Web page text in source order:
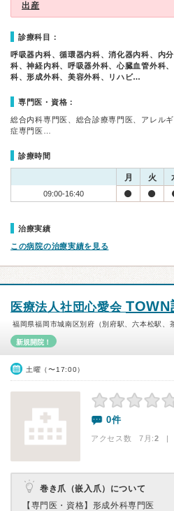
出産
診療科目：
呼吸器内科、循環器内科、消化器内科、内
科、神経内科、呼吸器外科、心臓血管外科
科、形成外科、美容外科、リハビ…
専門医・資格：
総合内科専門医、総合診療専門医、アレル
症専門医…
診療時間
月 火
09:00-16:40
治療実績
この病院の治療実績を見る
医療法人社団心愛会 TOWN
福岡県福岡市城南区別府（別府駅、六本松駅、
新規開院！
土曜（〜17:00）
0件
アクセス数 7月:2 |
巻き爪（嵌入爪）について
【専門医・資格】 形成外科専門医